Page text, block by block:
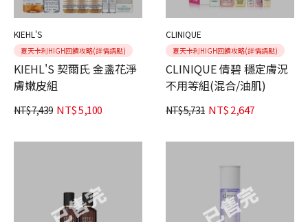
KIEHL'S
夏天卡利HIGH回饋攻略(詳情請點)
KIEHL'S 契爾氏 金盞花淨
膚嫩皮組
NT$7,439 NT$5,100
CLINIQUE
夏天卡利HIGH回饋攻略(詳情請點)
CLINIQUE 倩碧 穩定膚況
不用等組(混合/油肌)
NT$5,731 NT$2,647